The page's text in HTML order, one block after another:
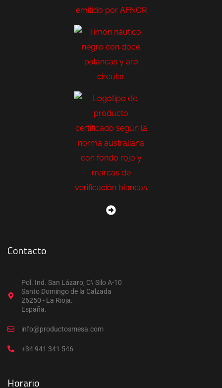
Contacto
Pol. Ind. San Lázaro, C\ Silo A-10
Santo Domingo de la Calzada
26250 - La Rioja.
España.
info@productosmesa.com
+34 941 341 546
Horario